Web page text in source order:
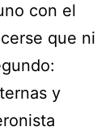
con el
que ni
y